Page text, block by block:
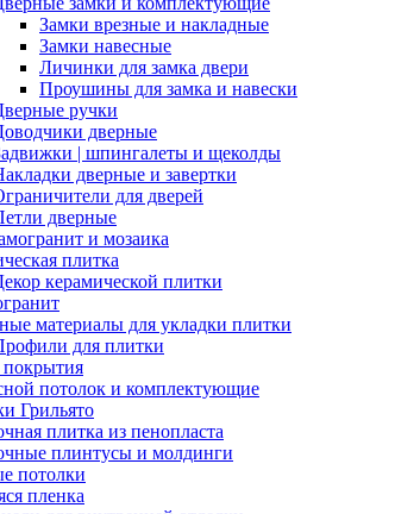
Замки врезные и накладные
Замки навесные
Личинки для замка двери
Проушины для замка и навески
ручки
дверные
| шпингалеты и щеколды
дверные и завертки
для дверей
дверные
и мозаика
плитка
керамической плитки
материалы для укладки плитки
для плитки
потолок и комплектующие
Грильято
плитка из пенопласта
плинтусы и молдинги
потолки
пленка